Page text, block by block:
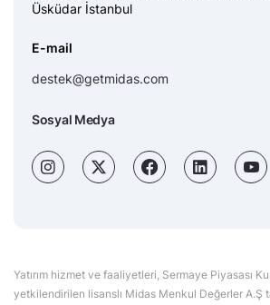
Üsküdar İstanbul
E-mail
destek@getmidas.com
Sosyal Medya
Yatırım hizmet ve faaliyetleri, Sermaye Piyasası
yetkilendirilen lisanslı Midas Menkul Değerler A.Ş